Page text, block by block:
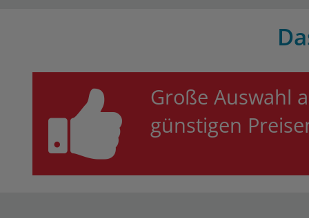
Große Auswahl
günstigen